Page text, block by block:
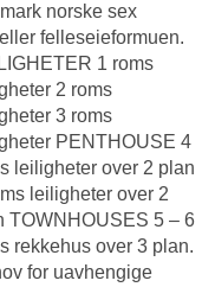
norske sex
felleseieformuen.
1 roms
2 roms
3 roms
PENTHOUSE 4
leiligheter over 2 plan
leiligheter over 2
TOWNHOUSES 5 – 6
rekkehus over 3 plan.
for uavhengige